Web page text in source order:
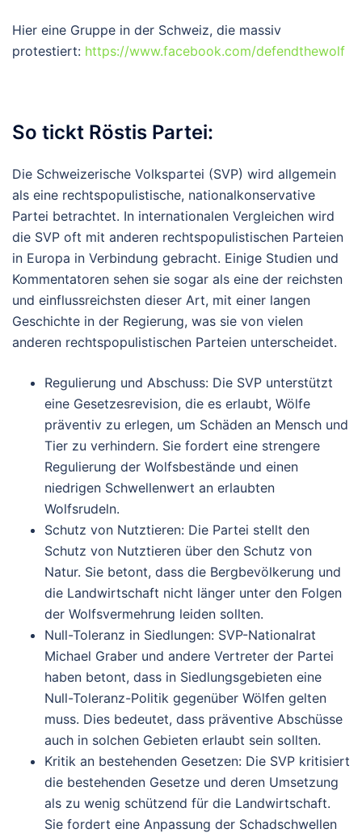
Hier eine Gruppe in der Schweiz, die massiv
protestiert: https://www.facebook.com/defendthewolf
So tickt Röstis Partei:
Die Schweizerische Volkspartei (SVP) wird allgemein
als eine rechtspopulistische, nationalkonservative
Partei betrachtet. In internationalen Vergleichen wird
die SVP oft mit anderen rechtspopulistischen Parteien
in Europa in Verbindung gebracht. Einige Studien und
Kommentatoren sehen sie sogar als eine der reichsten
und einflussreichsten dieser Art, mit einer langen
Geschichte in der Regierung, was sie von vielen
anderen rechtspopulistischen Parteien unterscheidet.
Regulierung und Abschuss: Die SVP unterstützt
eine Gesetzesrevision, die es erlaubt, Wölfe
präventiv zu erlegen, um Schäden an Mensch und
Tier zu verhindern. Sie fordert eine strengere
Regulierung der Wolfsbestände und einen
niedrigen Schwellenwert an erlaubten
Wolfsrudeln.
Schutz von Nutztieren: Die Partei stellt den
Schutz von Nutztieren über den Schutz von
Natur. Sie betont, dass die Bergbevölkerung und
die Landwirtschaft nicht länger unter den Folgen
der Wolfsvermehrung leiden sollten.
Null-Toleranz in Siedlungen: SVP-Nationalrat
Michael Graber und andere Vertreter der Partei
haben betont, dass in Siedlungsgebieten eine
Null-Toleranz-Politik gegenüber Wölfen gelten
muss. Dies bedeutet, dass präventive Abschüsse
auch in solchen Gebieten erlaubt sein sollten.
Kritik an bestehenden Gesetzen: Die SVP kritisiert
die bestehenden Gesetze und deren Umsetzung
als zu wenig schützend für die Landwirtschaft.
Sie fordert eine Anpassung der Schadschwellen